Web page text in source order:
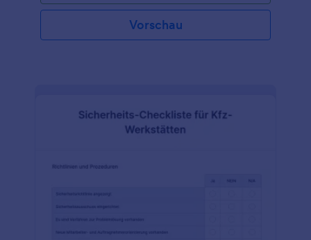
Arbeitsplatz besteht in der Regel aus mehreren
Abschnitten, die den gesamten Reinigungsprozess
abbilden. In der Kopfzeile stehen der Name des
das Verfahren für die Reinigung und die Checkliste
für die Reinigung, einschließlich eines Abschnitts für
falls zutreffend. Verwenden Sie diese kostenlose
Vorlage für eine Checkliste für die Reinigung von
Vorschau